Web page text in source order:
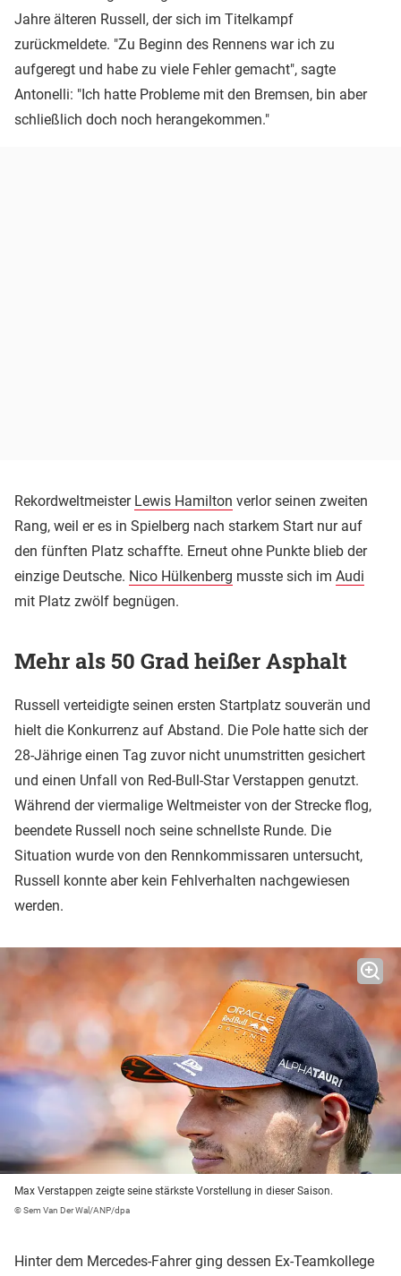
Jahre älteren Russell, der sich im Titelkampf
zurückmeldete. "Zu Beginn des Rennens war ich zu
aufgeregt und habe zu viele Fehler gemacht", sagte
Antonelli: "Ich hatte Probleme mit den Bremsen, bin aber
schließlich doch noch herangekommen."
Rekordweltmeister Lewis Hamilton verlor seinen zweiten
Rang, weil er es in Spielberg nach starkem Start nur auf
den fünften Platz schaffte. Erneut ohne Punkte blieb der
einzige Deutsche. Nico Hülkenberg musste sich im Audi
mit Platz zwölf begnügen.
Mehr als 50 Grad heißer Asphalt
Russell verteidigte seinen ersten Startplatz souverän und
hielt die Konkurrenz auf Abstand. Die Pole hatte sich der
28-Jährige einen Tag zuvor nicht unumstritten gesichert
und einen Unfall von Red-Bull-Star Verstappen genutzt.
Während der viermalige Weltmeister von der Strecke flog,
beendete Russell noch seine schnellste Runde. Die
Situation wurde von den Rennkommissaren untersucht,
Russell konnte aber kein Fehlverhalten nachgewiesen
werden.
Max Verstappen zeigte seine stärkste Vorstellung in dieser Saison.
© Sem Van Der Wal/ANP/dpa
Hinter dem Mercedes-Fahrer ging dessen Ex-Teamkollege